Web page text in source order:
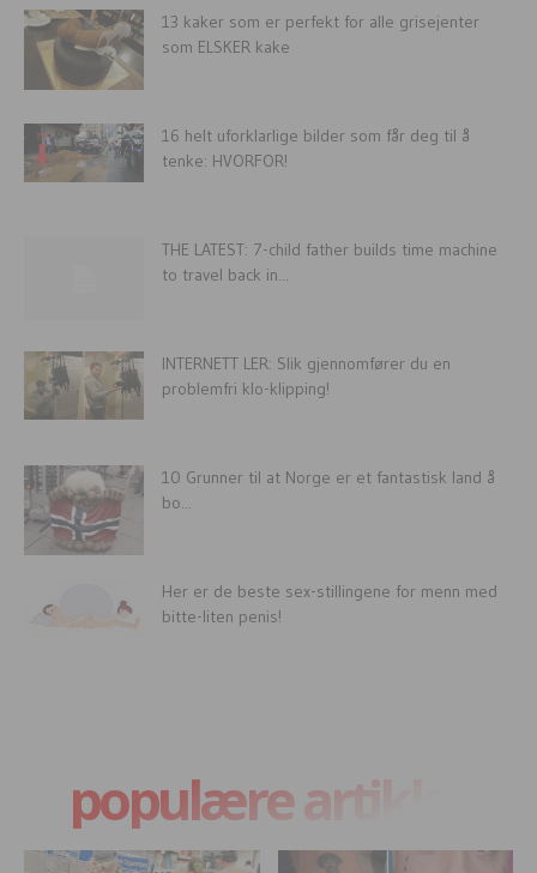
13 kaker som er perfekt for alle grisejenter
som ELSKER kake
16 helt uforklarlige bilder som får deg til å
tenke: HVORFOR!
THE LATEST: 7-child father builds time machine
to travel back in...
INTERNETT LER: Slik gjennomfører du en
problemfri klo-klipping!
10 Grunner til at Norge er et fantastisk land å
bo...
Her er de beste sex-stillingene for menn med
bitte-liten penis!
populære artikler